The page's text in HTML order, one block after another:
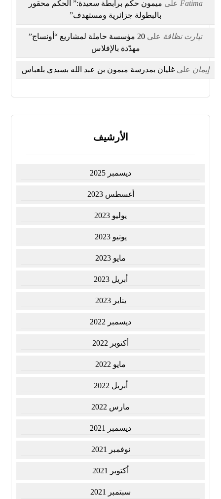
Fatima على ميمون حكم برابطة سعيدة:” الحكم محقور
بالبطولة جزائرية ومستهدف”
تيارت نظافة على
20 مؤسسة حاملة لمشاريع “أونساج”
مهدّدة بالإفلاس
إيمان على غليان بمدرسة ميمون بن عبد الله بسيدي بلعباس
الأرشيف
ديسمبر 2025
أغسطس 2023
يوليو 2023
يونيو 2023
مايو 2023
أبريل 2023
يناير 2023
ديسمبر 2022
أكتوبر 2022
مايو 2022
أبريل 2022
مارس 2022
ديسمبر 2021
نوفمبر 2021
أكتوبر 2021
سبتمبر 2021